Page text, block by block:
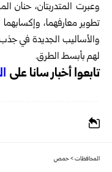
وعبرت المتدربتان، حنان
تطوير معارفهما،
والأساليب الجديدة في
لهم بأبسط الطرق.
تابعوا أخبار سانا على ا
المحافظات>حمص